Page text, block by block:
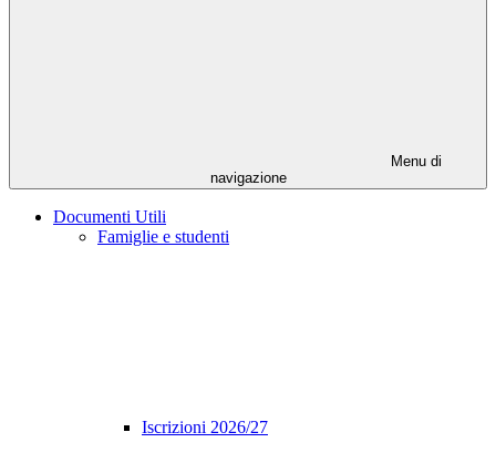
Menu di
navigazione
Documenti Utili
Famiglie e studenti
Iscrizioni 2026/27